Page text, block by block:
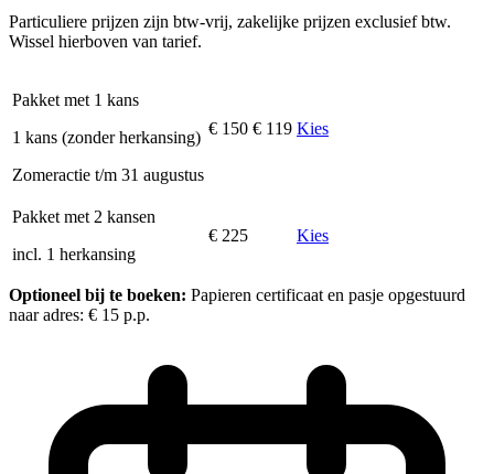
Particuliere prijzen zijn btw-vrij, zakelijke prijzen exclusief btw.
Wissel hierboven van tarief.
Pakket met 1 kans
1 kans (zonder herkansing)
Zomeractie t/m 31 augustus
€ 150 € 119 Kies
Pakket met 2 kansen
incl. 1 herkansing
€ 225 Kies
Optioneel bij te boeken: Papieren certificaat en pasje opgestuurd
naar adres: € 15 p.p.